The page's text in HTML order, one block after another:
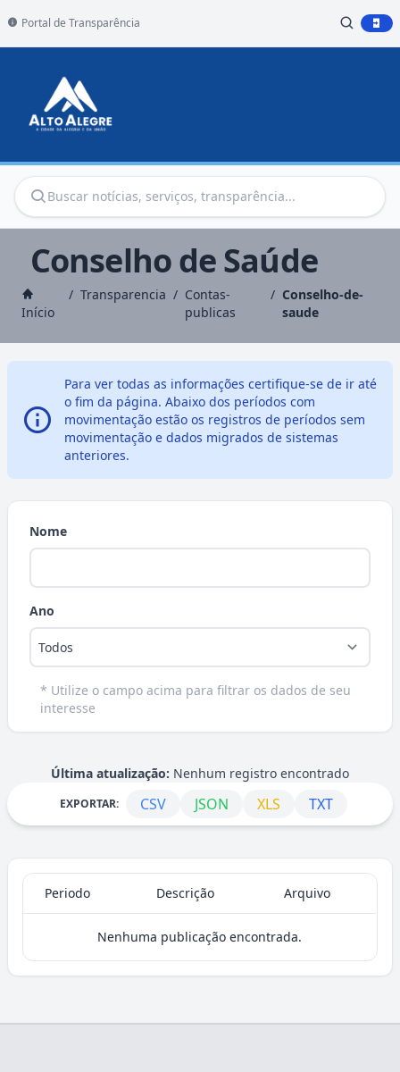
Portal de Transparência
Conselho de Saúde
Início
/ Transparencia / Contas-
publicas
/ Conselho-de-
saude
Info
Para ver todas as informações certifique-se de ir até
o fim da página. Abaixo dos períodos com
movimentação estão os registros de períodos sem
movimentação e dados migrados de sistemas
anteriores.
Nome
Ano
* Utilize o campo acima para filtrar os dados de seu
interesse
Última atualização: Nenhum registro encontrado
EXPORTAR: CSV JSON XLS TXT
Periodo Descrição Arquivo
Nenhuma publicação encontrada.